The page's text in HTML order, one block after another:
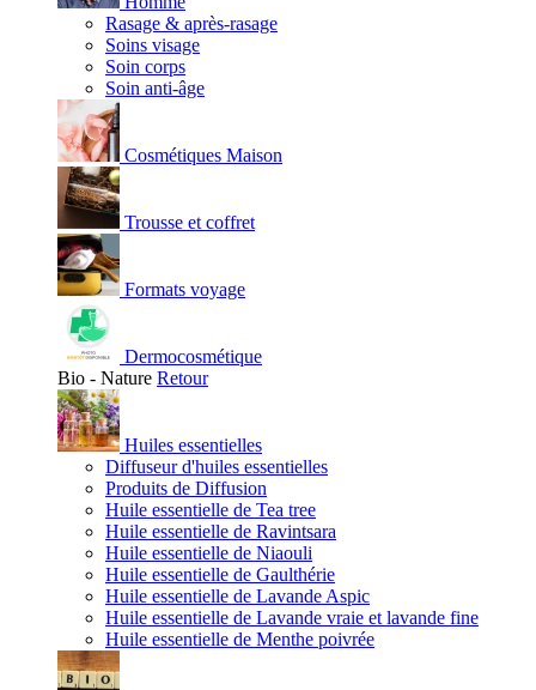
Rasage & après-rasage
Soins visage
Soin corps
Soin anti-âge
Cosmétiques Maison
Trousse et coffret
Formats voyage
Dermocosmétique
Bio - Nature Retour
Huiles essentielles
Diffuseur d'huiles essentielles
Produits de Diffusion
Huile essentielle de Tea tree
Huile essentielle de Ravintsara
Huile essentielle de Niaouli
Huile essentielle de Gaulthérie
Huile essentielle de Lavande Aspic
Huile essentielle de Lavande vraie et lavande fine
Huile essentielle de Menthe poivrée